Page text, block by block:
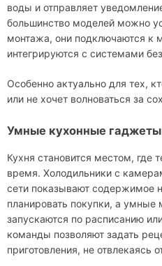
воды и отправляет
большинство моделей можно
монтажа, они подключаются к
интегрируются с системами
Особенно актуально для тех,
или не хочет волноваться за
Умные кухонные гаджеты
Кухня становится местом, где
время. Холодильники с
сети показывают содержимое
планировать покупки, а
запускаются по расписанию
команды позволяют задать
приготовления, не отвлекаясь